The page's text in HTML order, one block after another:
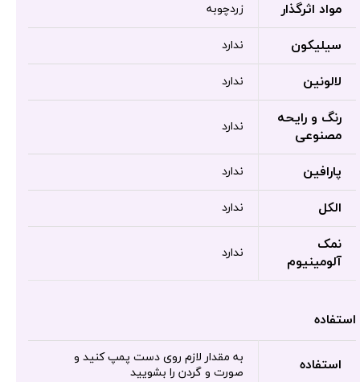
مواد اثرگذار زردچوبه
سیلیکون ندارد
لالونین ندارد
رنگ و رایحه
مصنوعی
ندارد
پارافین ندارد
الکل ندارد
نمک
آلومینیوم
ندارد
استفاده
استفاده
به مقدار لازم روی دست پمپ کنید و
صورت و گردن را بشویید